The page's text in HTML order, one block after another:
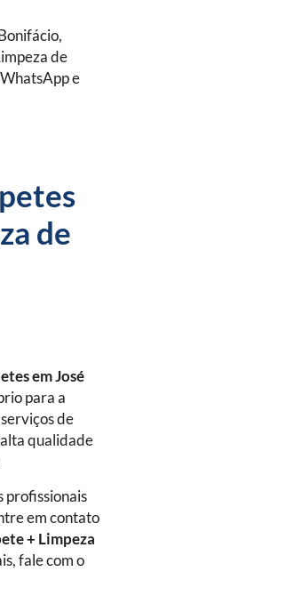
de
e
de
em José
para a
de
qualidade
profissionais
em contato
+ Limpeza
fale com o